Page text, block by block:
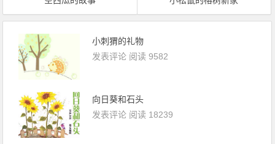
小刺猬的礼物
发表评论 阅读 9582
向日葵和石头
发表评论 阅读 18239